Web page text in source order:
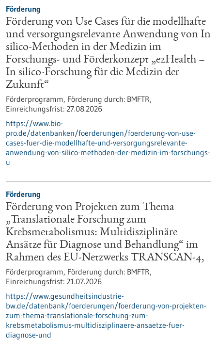
Förderung
Förderung von Use Cases für die modellhafte
und versorgungsrelevante Anwendung von In
silico-Methoden in der Medizin im
Forschungs- und Förderkonzept „e2Health –
In silico-Forschung für die Medizin der
Zukunft“
Förderprogramm, Förderung durch: BMFTR,
Einreichungsfrist: 27.08.2026
https://www.bio-
pro.de/datenbanken/foerderungen/foerderung-von-use-
cases-fuer-die-modellhafte-und-versorgungsrelevante-
anwendung-von-silico-methoden-der-medizin-im-forschungs-
u
Förderung
Förderung von Projekten zum Thema
„Translationale Forschung zum
Krebsmetabolismus: Multidisziplinäre
Ansätze für Diagnose und Behandlung“ im
Rahmen des EU-Netzwerks TRANSCAN-4,
Förderprogramm, Förderung durch: BMFTR,
Einreichungsfrist: 21.07.2026
https://www.gesundheitsindustrie-
bw.de/datenbank/foerderungen/foerderung-von-projekten-
zum-thema-translationale-forschung-zum-
krebsmetabolismus-multidisziplinaere-ansaetze-fuer-
diagnose-und